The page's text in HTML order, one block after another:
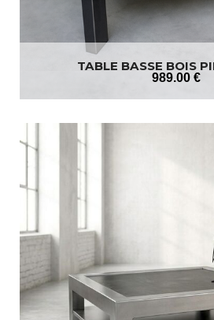
TABLE BASSE BOIS
989.00 €